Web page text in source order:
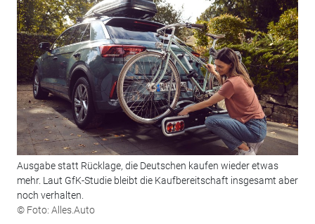
Ausgabe statt Rücklage, die Deutschen kaufen wieder etwas
mehr. Laut GfK-Studie bleibt die Kaufbereitschaft insgesamt aber
noch verhalten.
© Foto: Alles.Auto